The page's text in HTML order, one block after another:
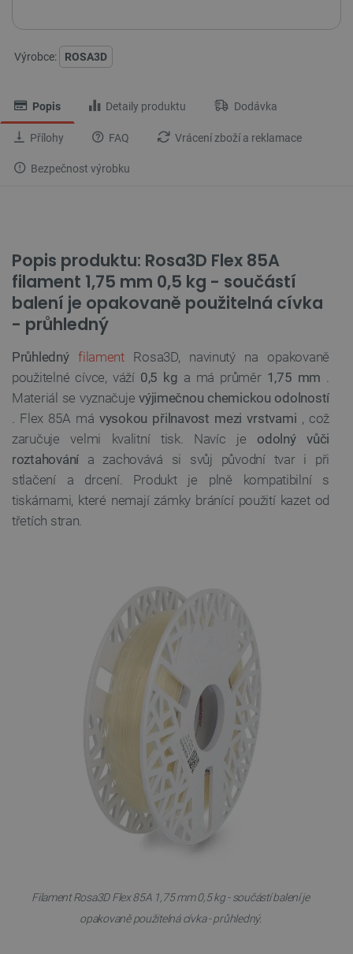
Výrobce: ROSA3D
Popis Detaily produktu Dodávka
Přílohy FAQ Vrácení zboží a reklamace
Bezpečnost výrobku
Popis produktu: Rosa3D Flex 85A
filament 1,75 mm 0,5 kg - součástí
balení je opakovaně použitelná cívka
- průhledný
Průhledný filamentRosa3D, navinutý na opakovaně
použitelné cívce, váží 0,5 kg a má průměr 1,75 mm
Materiál se vyznačujevýjimečnou chemickou odolností
. Flex 85A má vysokou přilnavost mezi vrstvami , což
zaručuje velmi kvalitní tisk. Navíc je odolný vůči
roztahování a zachovává si svůj původní tvar i při
stlačení a drcení. Produkt je plně kompatibilní s
tiskárnami, které nemají zámky bránící použití kazet od
třetích stran.
Filament Rosa3D Flex 85A 1,75 mm 0,5 kg - součástí balení je
opakovaně použitelná cívka - průhledný.